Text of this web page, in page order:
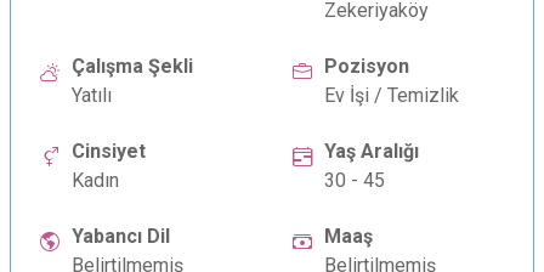
Zekeriyaköy
Çalışma Şekli
Yatılı
Pozisyon
Ev İşi / Temizlik
Cinsiyet
Kadın
Yaş Aralığı
30 - 45
Yabancı Dil
Belirtilmemiş
Maaş
Belirtilmemiş